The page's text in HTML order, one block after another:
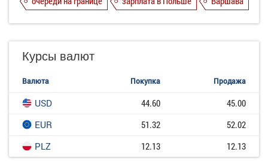
Курсы валют
Валюта Покупка Продажа
USD 44.60
45.00
EUR
51.32
52.02
PLZ
12.13 12.13